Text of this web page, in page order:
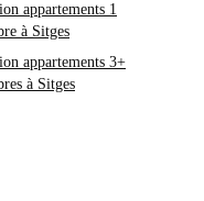
appartements 1
à Sitges
appartements 3+
à Sitges